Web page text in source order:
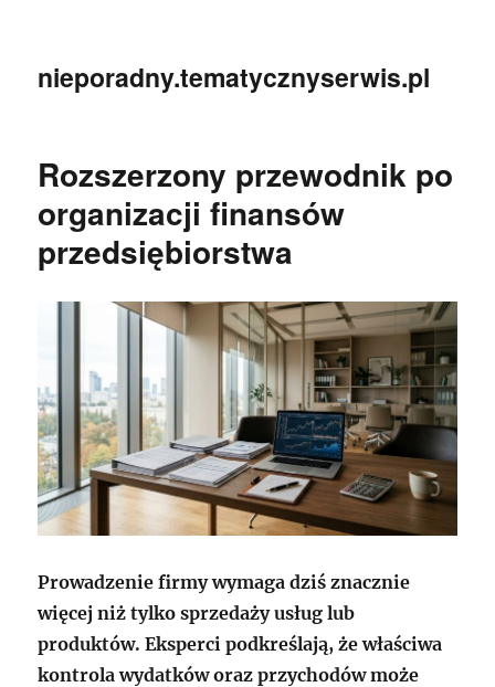
nieporadny.tematycznyserwis.pl
Rozszerzony przewodnik po
organizacji finansów
przedsiębiorstwa
Prowadzenie firmy wymaga dziś znacznie
więcej niż tylko sprzedaży usług lub
produktów. Eksperci podkreślają, że właściwa
kontrola wydatków oraz przychodów może